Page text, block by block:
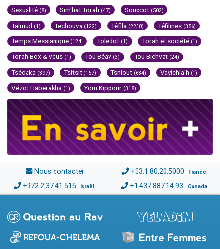
Sexualité (8) Sim'hat Torah (47) Souccot (502)
Talmud (1) Techouva (122) Téfila (2230) Téfilines (356)
Temps Messianique (124) Toledot (1) Torah et société (1)
Torah-Box & vous (1) Tou Béav (3) Tou Bichvat (24)
Tsédaka (397) Tsitsit (167) Tsniout (634) Vayichla'h (1)
Vézot Haberakha (1) Yom Kippour (318)
Nous contacter +33.1.80.20.5000 France
+972.2.37.41.515 Israël +1.437.887.14.93 Canada